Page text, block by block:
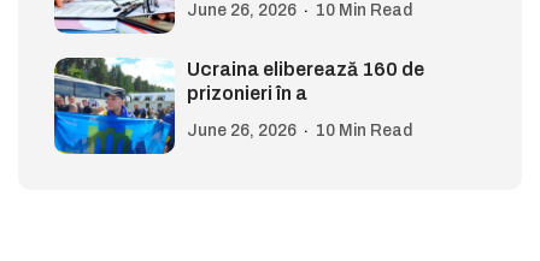
June 26, 2026 10 Min Read
Ucraina eliberează 160 de
prizonieri în a
June 26, 2026 10 Min Read